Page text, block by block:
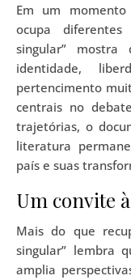
Em um
ocupa
singular” mostra
identidade,
pertencimento
centrais no
trajetórias, o
literatura
país e suas
Um convite
Mais do que
singular” lembra
amplia